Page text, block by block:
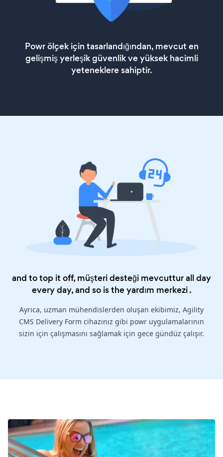
Powr ölçek için tasarlandığından, mevcut en
gelişmiş yerleşik güvenlik ve yüksek hacimli
yeteneklere sahiptir.
and to top it off, müşteri desteği mevcuttur all day
every day, and so is theyardım merkezi.
Ayrıca, uzman mühendislerden oluşan ekibimiz, Agility
CMS Delivery Form cihazınız gibi powr uygulamalarının
sizin için çalışmasını sağlamak için gece gündüz çalışır.